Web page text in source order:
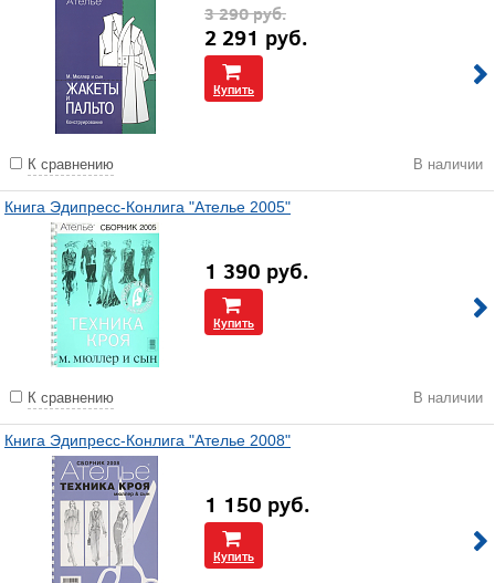
3 290руб.
2 291 руб.
Купить
К сравнению В наличии
Книга Эдипресс-Конлига "Ателье 2005"
1 390 руб.
Купить
К сравнению В наличии
Книга Эдипресс-Конлига "Ателье 2008"
1 150 руб.
Купить